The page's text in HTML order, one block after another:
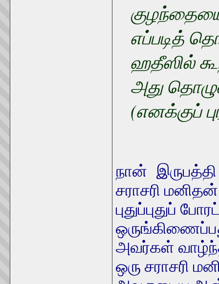
எப்படித்
ஹதீஸில்
அது
(எனக்குப்
நான்
சராசரி
புதுப்புதுப்
அவர்கள்
ஒரு சராசரி